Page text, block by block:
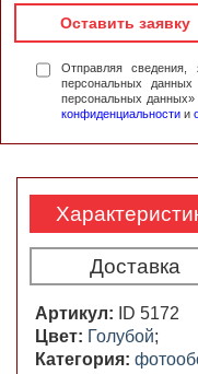
Оставить заявку
Отправляя
персональных
персональных
конфиденциальности и
Доставка
Артикул:
ID 5172
Цвет: Голубой;
Категория: